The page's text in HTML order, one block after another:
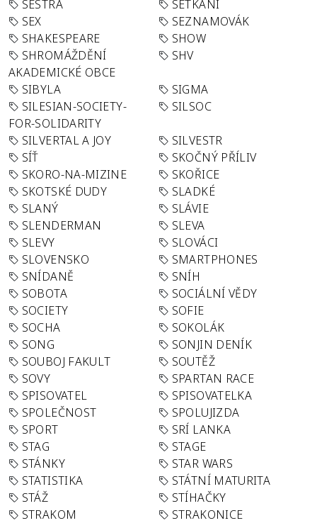
SESTRA
SETKÁNÍ
SEX
SEZNAMOVÁK
SHAKESPEARE
SHOW
SHROMÁŽDĚNÍ
AKADEMICKÉ OBCE
SHV
SIBYLA
SIGMA
SILESIAN-SOCIETY-
FOR-SOLIDARITY
SILSOC
SILVERTAL A JOY
SILVESTR
SÍŤ
SKOČNÝ PŘÍLIV
SKORO-NA-MIZINE
SKOŘICE
SKOTSKÉ DUDY
SLADKÉ
SLANÝ
SLÁVIE
SLENDERMAN
SLEVA
SLEVY
SLOVÁCI
SLOVENSKO
SMARTPHONES
SNÍDANĚ
SNÍH
SOBOTA
SOCIÁLNÍ VĚDY
SOCIETY
SOFIE
SOCHA
SOKOLÁK
SONG
SONJIN DENÍK
SOUBOJ FAKULT
SOUTĚŽ
SOVY
SPARTAN RACE
SPISOVATEL
SPISOVATELKA
SPOLEČNOST
SPOLUJIZDA
SPORT
SRÍ LANKA
STAG
STAGE
STÁNKY
STAR WARS
STATISTIKA
STÁTNÍ MATURITA
STÁŽ
STÍHAČKY
STRAKOM
STRAKONICE